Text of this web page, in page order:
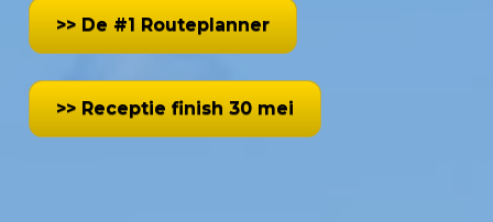
>> De #1 Routeplanner
>> Receptie finish 30 mei